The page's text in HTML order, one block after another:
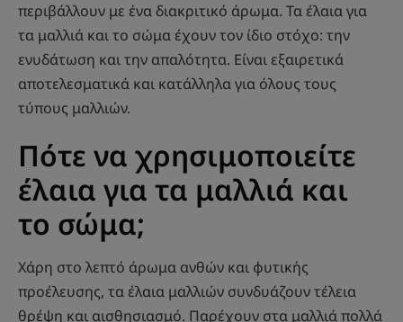
περιβάλλουν με ένα διακριτικό άρωμα. Τα έλαια για
τα μαλλιά και το σώμα έχουν τον ίδιο στόχο: την
ενυδάτωση και την απαλότητα. Είναι εξαιρετικά
αποτελεσματικά και κατάλληλα για όλους τους
τύπους μαλλιών.
Πότε να χρησιμοποιείτε
έλαια για τα μαλλιά και
το σώμα;
Χάρη στο λεπτό άρωμα ανθών και φυτικής
προέλευσης, τα έλαια μαλλιών συνδυάζουν τέλεια
θρέψη και αισθησιασμό. Παρέχουν στα μαλλιά πολλά